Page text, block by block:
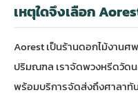
เหตุใดจึงเลือก
Aorest เป็นร้านดอกไม้งานศ
ปริมณฑล เราจัดพวงหรีดวั
พร้อมบริการจัดส่งถึงศาลาทั